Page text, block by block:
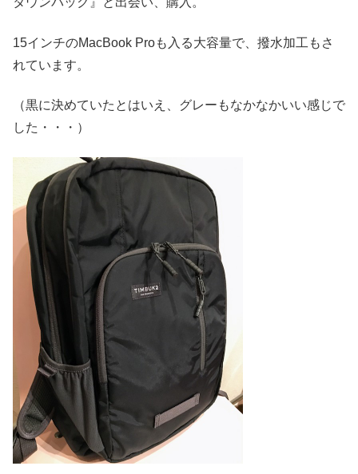
15インチのMacBook Proも入る大容量で、撥水加工もさ
れています。
（黒に決めていたとはいえ、グレーもなかなかいい感じで
した・・・）